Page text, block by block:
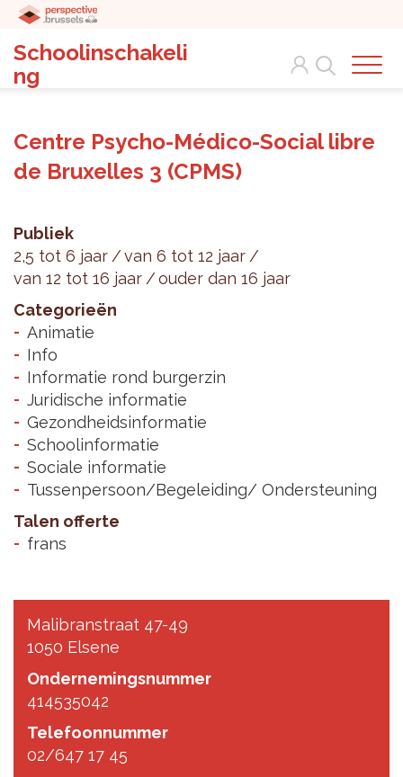
Schoolinschakeli
ng
Search
Centre Psycho-Médico-Social libre
de Bruxelles 3 (CPMS)
Publiek
2,5 tot 6 jaar
van 6 tot 12 jaar
van 12 tot 16 jaar
ouder dan 16 jaar
Categorieën
Animatie
Info
Informatie rond burgerzin
Juridische informatie
Gezondheidsinformatie
Schoolinformatie
Sociale informatie
Tussenpersoon/Begeleiding/ Ondersteuning
Talen offerte
frans
Malibranstraat 47-49
1050 Elsene
Ondernemingsnummer
414535042
Telefoonnummer
02/647 17 45